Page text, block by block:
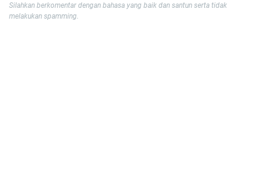
Silahkan berkomentar dengan bahasa yang baik dan santun serta tidak
melakukan spamming.